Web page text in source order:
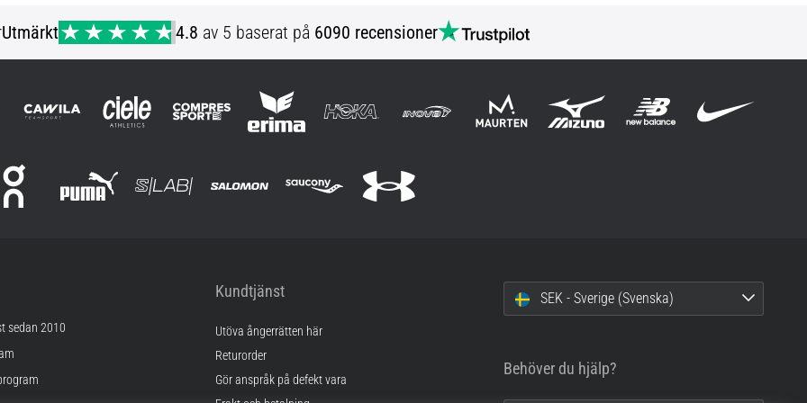
Utmärkt 4.8 av 5 baserat på 6090 recensioner
sedan 2010
Kundtjänst
Utöva ångerrätten här
Returorder
Gör anspråk på defekt vara
SEK - Sverige (Svenska)
Behöver du hjälp?